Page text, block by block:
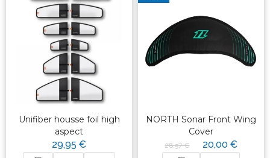
Unifiber housse foil high
aspect
29,95 €
NORTH Sonar Front Wing
Cover
28,57 € 20,00 €